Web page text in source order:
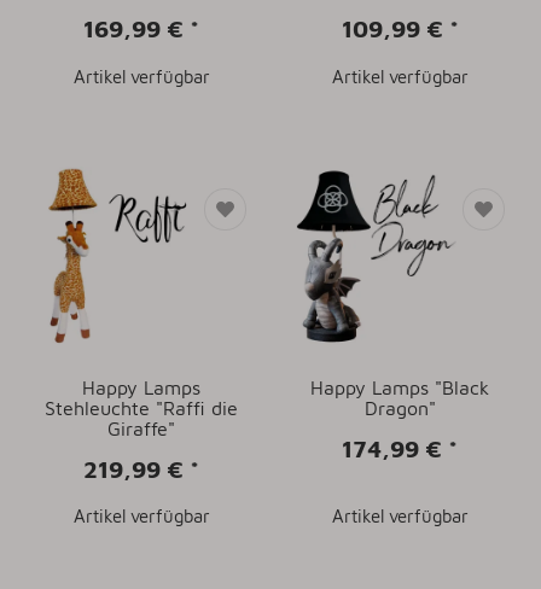
169,99 € *
Artikel verfügbar
109,99 € *
Artikel verfügbar
Happy Lamps
Stehleuchte "Raffi die
Giraffe"
219,99 € *
Artikel verfügbar
Happy Lamps "Black
Dragon"
174,99 € *
Artikel verfügbar